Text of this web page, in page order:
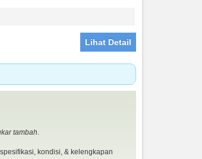
Lihat Detail
tambah
kondisi, & kelengkapan